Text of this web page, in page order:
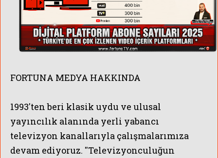
FORTUNA MEDYA HAKKINDA
1993'ten beri klasik uydu ve ulusal
yayıncılık alanında yerli yabancı
televizyon kanallarıyla çalışmalarımıza
devam ediyoruz. ''Televizyonculuğun